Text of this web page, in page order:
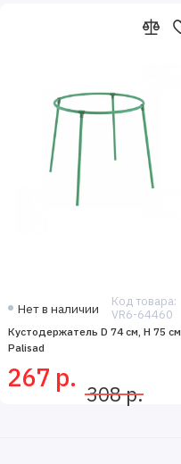
Нет в наличии
Код товара:
VR6-64460
Кустодержатель D 74 см, H 75 см
Palisad
267 р.
308 р.